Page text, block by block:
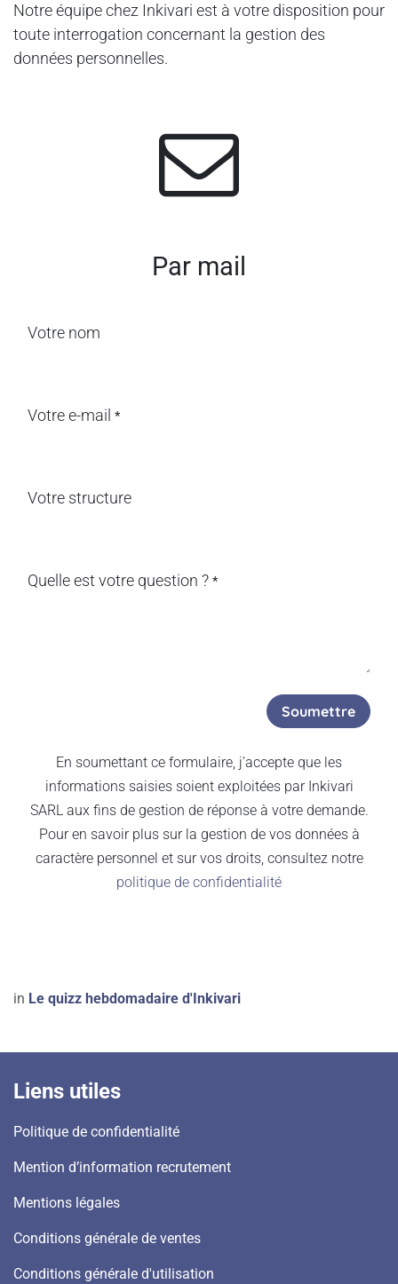
Notre équipe chez Inkivari est à votre disposition pour
toute interrogation concernant la gestion des
données personnelles.
Par mail
Votre nom
Votre e-mail *
Votre structure
Quelle est votre question ? *
Soumettre
En soumettant ce formulaire, j’accepte que les
informations saisies soient exploitées par Inkivari
SARL aux fins de gestion de réponse à votre demande.
Pour en savoir plus sur la gestion de vos données à
caractère personnel et sur vos droits, consultez notre
politique de confidentialité
in Le quizz hebdomadaire d'Inkivari
Liens utiles
Politique de confidentialité
Mention d’information recrutement
Mentions légales
​Conditions générale de ventes
Conditions générale d'utilisation